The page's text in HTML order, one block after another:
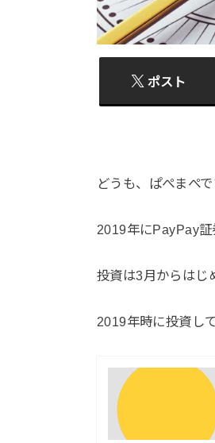
ポスト
どうも、ぱぺまぺで
2019年にPayPay証
投資は3月からはじ
2019年時に投資し